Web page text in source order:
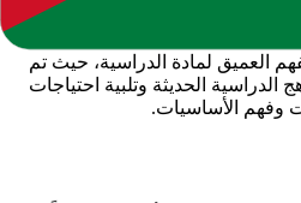
العميق لمادة الدراسية، حيث تم
الدراسية الحديثة وتلبية احتياجات
وفهم الأساسيات.